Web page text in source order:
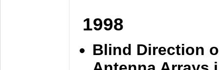
1998
Blind Direction